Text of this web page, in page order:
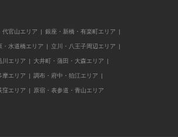
代官山エリア 銀座・新橋・有楽町エリア
・水道橋エリア 立川・八王子周辺エリア
川エリア 大井町・蒲田・大森エリア
摩エリア 調布・府中・狛江エリア
窪エリア 原宿・表参道・青山エリア